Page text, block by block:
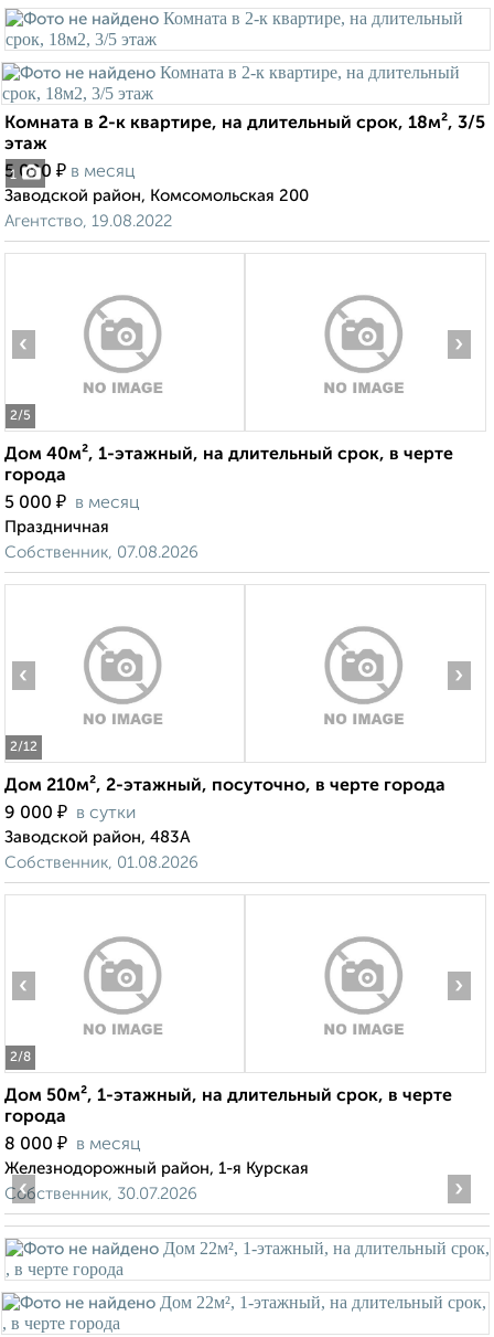
1
Комната в 2-к квартире, на длительный срок, 18м², 3/5
этаж
5 000 ₽ в месяц
Заводской район, Комсомольская 200
Агентство, 19.08.2022
2/5
‹ ›
Дом 40м², 1-этажный, на длительный срок, в черте
города
5 000 ₽ в месяц
Праздничная
Собственник, 07.08.2026
2/12
‹ ›
Дом 210м², 2-этажный, посуточно, в черте города
9 000 ₽ в сутки
Заводской район, 483А
Собственник, 01.08.2026
2/8
‹ ›
Дом 50м², 1-этажный, на длительный срок, в черте
города
8 000 ₽ в месяц
Железнодорожный район, 1-я Курская
Собственник, 30.07.2026
‹ ›